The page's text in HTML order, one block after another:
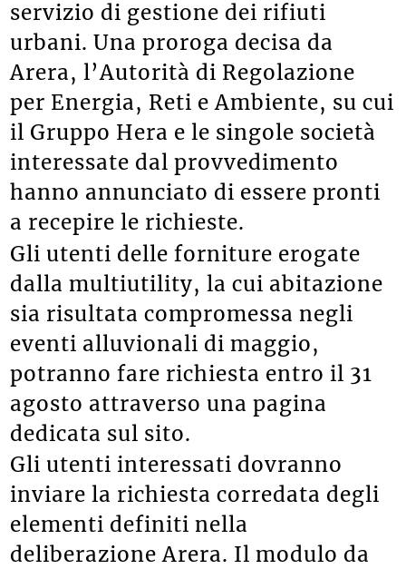
servizio di gestione dei rifiuti
urbani. Una proroga decisa da
Arera, l’Autorità di Regolazione
per Energia, Reti e Ambiente, su cui
il Gruppo Hera e le singole società
interessate dal provvedimento
hanno annunciato di essere pronti
a recepire le richieste.
Gli utenti delle forniture erogate
dalla multiutility, la cui abitazione
sia risultata compromessa negli
eventi alluvionali di maggio,
potranno fare richiesta entro il 31
agosto attraverso una pagina
dedicata sul sito.
Gli utenti interessati dovranno
inviare la richiesta corredata degli
elementi definiti nella
deliberazione Arera. Il modulo da